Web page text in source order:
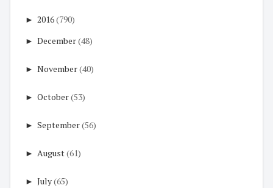
► 2016(790)
► December(48)
► November(40)
► October(53)
► September(56)
► August(61)
► July(65)